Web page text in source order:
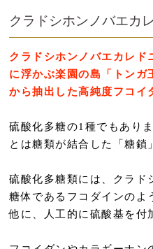
クラドシホンノバエカ
クラドシホンノバエカレド
に浮かぶ楽園の島「トンガ
から抽出した高純度フコイ
硫酸化多糖の1種でもあり
とは糖類が結合した「糖鎖
硫酸化多糖類には、クラド
糖体であるフコダインのよ
他に、人工的に硫酸基を付